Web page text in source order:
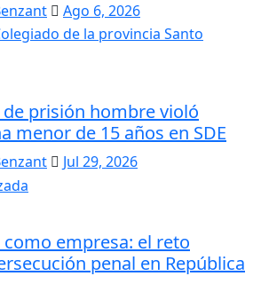
Ago 6, 2026
prisión hombre violó
menor de 15 años en SDE
Jul 29, 2026
empresa: el reto
penal en República